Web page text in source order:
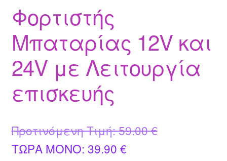
Φορτιστής
Μπαταρίας 12V και
24V με Λειτουργία
επισκευής
Προτινόμενη Τιμή:59.00€Original
ΤΩΡΑ MONO: 39.90 €Η